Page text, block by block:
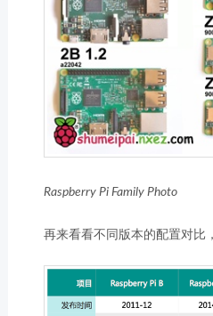
Raspberry Pi Family Photo
再来看看不同版本的配置对比